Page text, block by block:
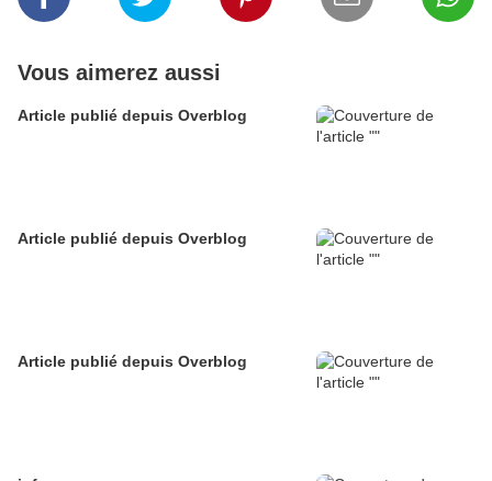
Vous aimerez aussi
Article publié depuis Overblog
Article publié depuis Overblog
Article publié depuis Overblog